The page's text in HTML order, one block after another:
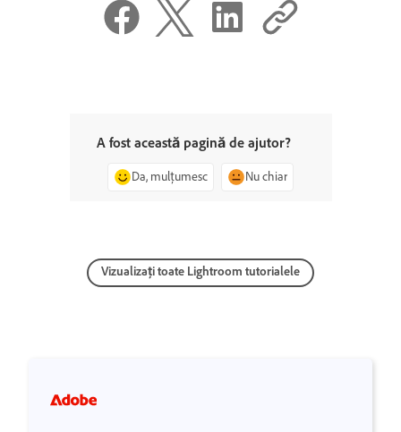
A fost această pagină de ajutor?
Da, mulțumesc Nu chiar
Vizualizați toate Lightroom tutorialele